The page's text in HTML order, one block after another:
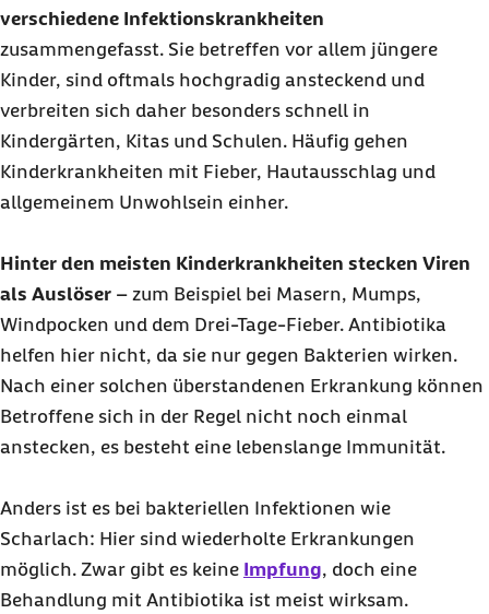
verschiedene Infektionskrankheiten
zusammengefasst. Sie betreffen vor allem jüngere
Kinder, sind oftmals hochgradig ansteckend und
verbreiten sich daher besonders schnell in
Kindergärten, Kitas und Schulen. Häufig gehen
Kinderkrankheiten mit Fieber, Hautausschlag und
allgemeinem Unwohlsein einher.
Hinter den meisten Kinderkrankheiten stecken Viren
als Auslöser – zum Beispiel bei Masern, Mumps,
Windpocken und dem Drei-Tage-Fieber. Antibiotika
helfen hier nicht, da sie nur gegen Bakterien wirken.
Nach einer solchen überstandenen Erkrankung können
Betroffene sich in der Regel nicht noch einmal
anstecken, es besteht eine lebenslange Immunität.
Anders ist es bei bakteriellen Infektionen wie
Scharlach: Hier sind wiederholte Erkrankungen
möglich. Zwar gibt es keine Impfung, doch eine
Behandlung mit Antibiotika ist meist wirksam.